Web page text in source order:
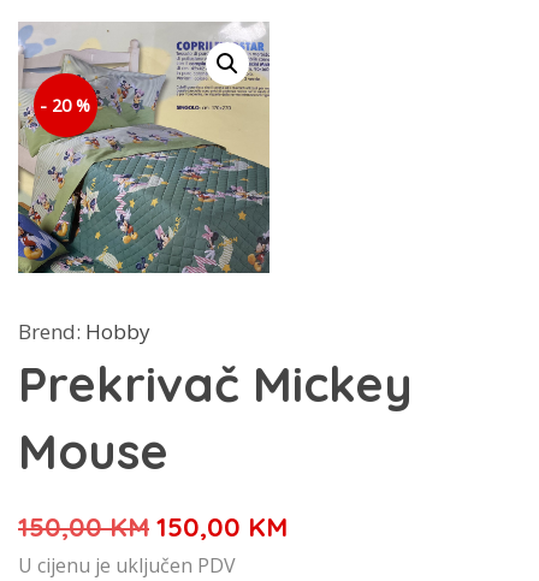
- 20 %
Brend: Hobby
Prekrivač Mickey
Mouse
150,00KM Izvorna
cijena
150,00 KM
U cijenu je uključen PDV